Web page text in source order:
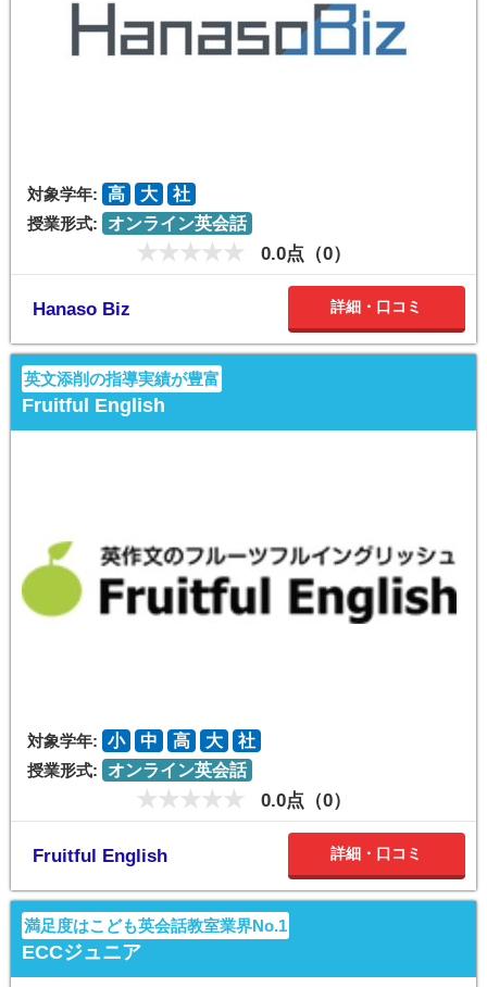
対象学年: 高 大
社
授業形式:
オンライン英会話
0.0点（0）
Hanaso Biz 詳細・口コミ
英文添削の指導実績が豊富
Fruitful English
対象学年: 小 中 高 大
社
授業形式:
オンライン英会話
0.0点（0）
Fruitful English 詳細・口コミ
満足度はこども英会話教室業界No.1
ECCジュニア